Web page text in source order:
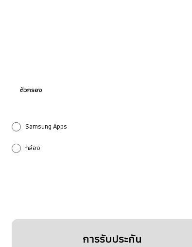
ตัวกรอง
Samsung Apps
กล้อง
การรับประกัน